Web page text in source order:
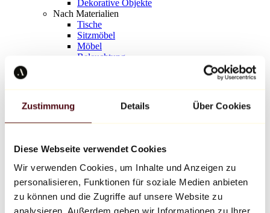
Zustimmung Details Über Cookies
Diese Webseite verwendet Cookies
Wir verwenden Cookies, um Inhalte und Anzeigen zu
personalisieren, Funktionen für soziale Medien anbieten
zu können und die Zugriffe auf unsere Website zu
analysieren. Außerdem geben wir Informationen zu Ihrer
Dekorative Objekte
Nach Materialien
Tische
Sitzmöbel
Möbel
Beleuchtung
Richard Orlinski
Keith Haring
Jeff Koons
Jean-Michel Basquiat
Alle Designer
Werk der Woche